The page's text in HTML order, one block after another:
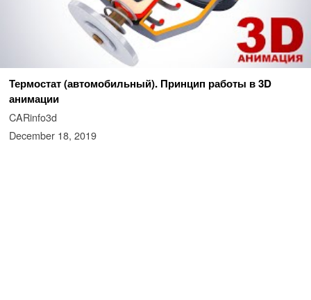
Термостат (автомобильный). Принцип работы в 3D
анимации
CARinfo3d
December 18, 2019